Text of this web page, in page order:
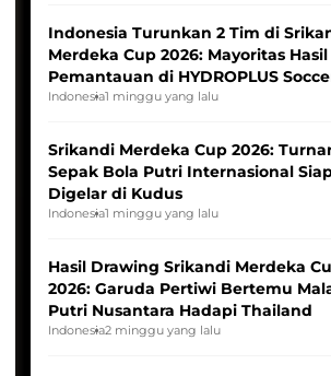
Indonesia Turunkan 2 Tim di
Merdeka Cup 2026: Mayoritas Hasil
Pemantauan di HYDROPLUS
League
Indonesia1 minggu yang lalu
Srikandi Merdeka Cup 2026:
Sepak Bola Putri Internasional
Digelar di Kudus
Indonesia1 minggu yang lalu
Hasil Drawing Srikandi Merdeka
2026: Garuda Pertiwi Bertemu
Putri Nusantara Hadapi Thailand
Indonesia2 minggu yang lalu